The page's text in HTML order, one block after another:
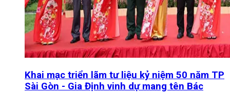
Khai mạc triển lãm tư liệu kỷ niệm 50 năm TP
Sài Gòn - Gia Định vinh dự mang tên Bác